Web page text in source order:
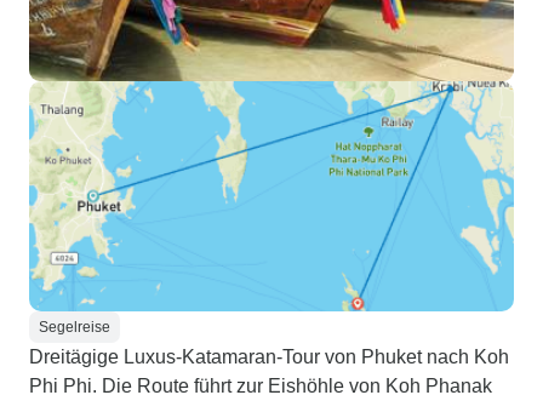
Segelreise
Dreitägige Luxus-Katamaran-Tour von Phuket nach Koh
Phi Phi. Die Route führt zur Eishöhle von Koh Phanak